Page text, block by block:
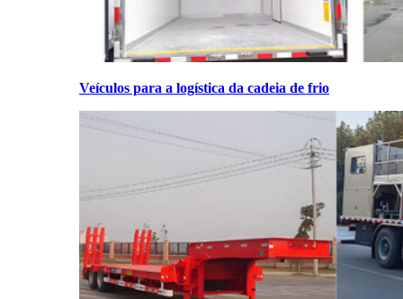
Veículos para a logística da cadeia de frio